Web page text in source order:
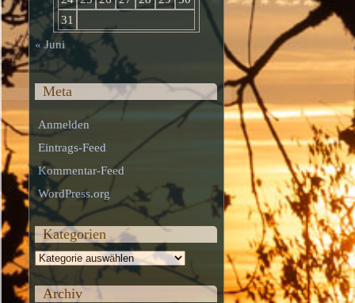
31
« Juni
Meta
Anmelden
Eintrags-Feed
Kommentar-Feed
WordPress.org
Kategorien
Kategorien
Archiv